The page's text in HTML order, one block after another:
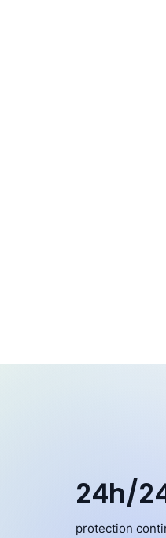
24h/
protection